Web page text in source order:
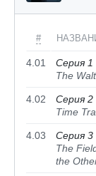
#
4.01
Серия 1
The
4.02
Серия 2
Time
4.03
Серия 3
The
the